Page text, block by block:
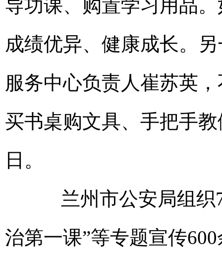
导功课、购置学习用品
成绩优异、健康成长。
服务中心负责人崔苏英
买书桌购文具、手把手
日。
兰州市公安局组织
治第一课”等专题宣传